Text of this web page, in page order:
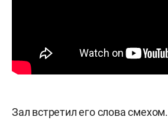
Зал встретил его слова смехом.